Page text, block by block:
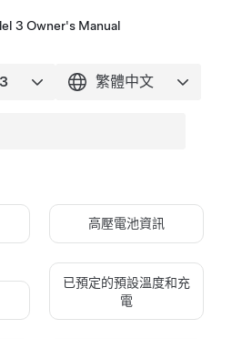
3 Owner's Manual
高壓電池資訊
已預定的預設溫度和充
電